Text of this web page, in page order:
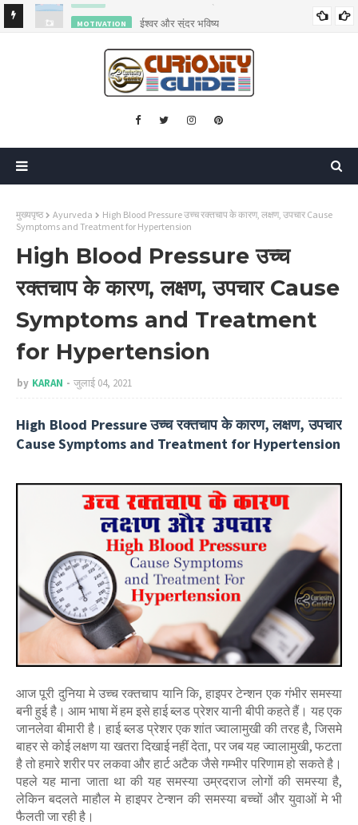
MOTIVATION ईश्वर और सुंदर भविष्य
मुख्यपृष्ठ Ayurveda
High Blood Pressure उच्च रक्तचाप के कारण, लक्षण, उपचार Cause
Symptoms and Treatment for Hypertension
High Blood Pressure उच्च
रक्तचाप के कारण, लक्षण, उपचार Cause
Symptoms and Treatment
for Hypertension
by KARAN जुलाई 04, 2021
High Blood Pressure उच्च रक्तचाप के कारण, लक्षण, उपचार
Cause Symptoms and Treatment for Hypertension
आज पूरी दुनिया मे उच्च रक्तचाप यानि कि, हाइपर टेन्‍शन एक गंभीर समस्या
बनी हुई है। आम भाषा में हम इसे हाई ब्‍लड प्रेशर यानी बीपी कहते हैं। यह एक
जानलेवा बीमारी है। हाई ब्‍लड प्रेशर एक शांत ज्वालामुखी की तरह है, जिसमे
बाहर से कोई लक्षण या खतरा दिखाई नहीं देता, पर जब यह ज्वालामुखी, फटता
है तो हमारे शरीर पर लकवा और हार्ट अटैक जैसे गम्भीर परिणाम हो सकते है।
पहले यह माना जाता था की यह समस्या उम्रदराज लोगों की समस्या है,
लेकिन बदलते माहौल मे हाइपर टेन्‍शन की समस्या बच्चों और युवाओं मे भी
फैलती जा रही है।